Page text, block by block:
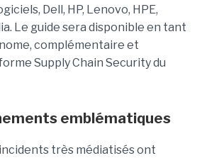
Dell, HP, Lenovo, HPE,
Le guide sera disponible en tant
complémentaire et
Supply Chain Security du
emblématiques
très médiatisés ont